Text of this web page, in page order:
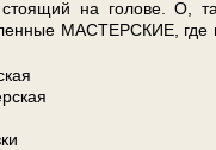
на голове. О, там
МАСТЕРСКИЕ,